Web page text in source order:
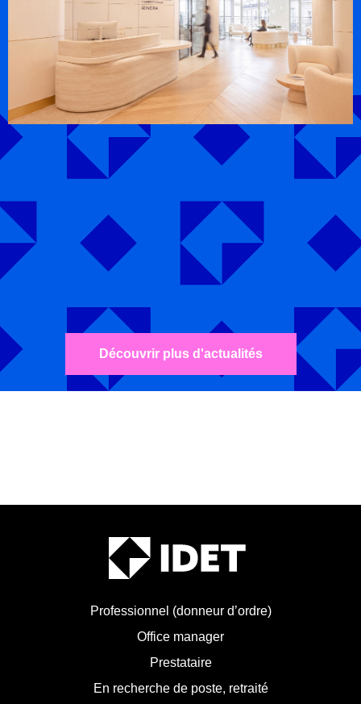
Découvrir plus d'actualités
Professionnel (donneur d’ordre)
Office manager
Prestataire
En recherche de poste, retraité